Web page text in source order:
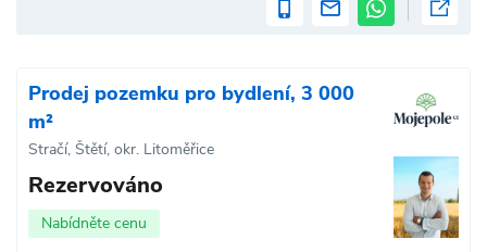
Prodej pozemku pro bydlení, 3 000
m²
Stračí, Štětí, okr. Litoměřice
Rezervováno
Nabídněte cenu